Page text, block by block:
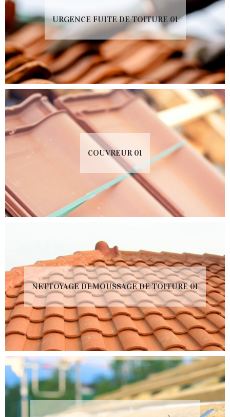
URGENCE FUITE DE TOITURE 01
COUVREUR 01
NETTOYAGE DEMOUSSAGE DE TOITURE 01